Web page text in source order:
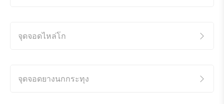
จุดจอดไหล่โก
จุดจอดยางนกกระทุง